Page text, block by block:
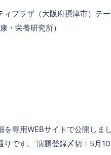
プラザ（大阪府摂津市）テ
・栄養研究所）
専用WEBサイトで公開しまし
です。 演題登録〆切：5月10